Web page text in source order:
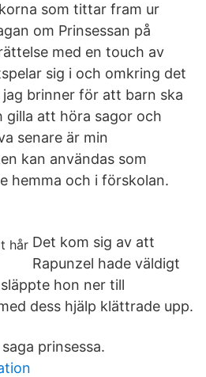
som tittar fram ur
om Prinsessan på
med en touch av
sig i och omkring det
brinner för att barn ska
gilla att höra sagor och
senare är min
kan användas som
hemma och i förskolan.
Det kom sig av att
Rapunzel hade väldigt
hon ner till
dess hjälp klättrade upp.
prinsessa.